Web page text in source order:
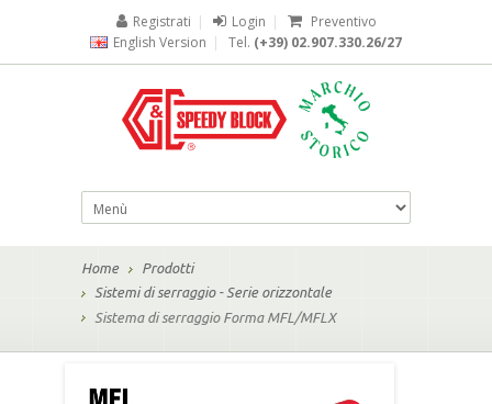
Registrati | Login |
Preventivo
English Version | Tel. (+39) 02.907.330.26/27
Home
Prodotti
Sistemi di serraggio - Serie orizzontale
Sistema di serraggio Forma MFL/MFLX